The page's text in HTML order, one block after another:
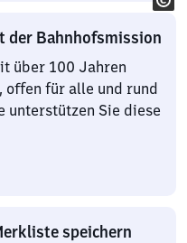
der Bahnhofsmission
über 100 Jahren
offen für alle und rund
unterstützen Sie diese
speichern